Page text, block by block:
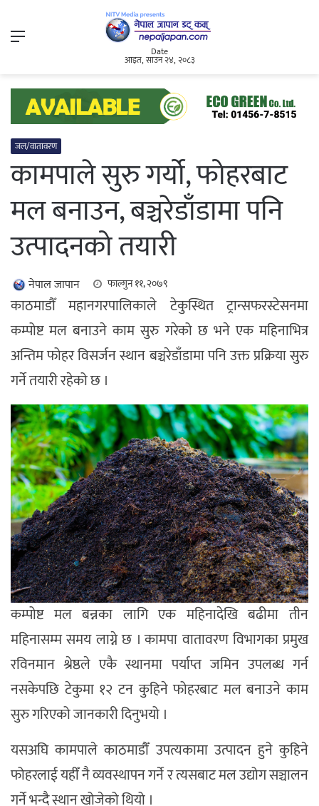
Menu
Date
आइत, साउन २४, २०८३
जल/वातावरण
कामपाले सुरु गर्यो, फोहरबाट
मल बनाउन, बञ्चरेडाँडामा पनि
उत्पादनको तयारी
नेपाल जापान फाल्गुन ११, २०७९
काठमाडौँ महानगरपालिकाले टेकुस्थित ट्रान्सफरस्टेसनमा
कम्पोष्ट मल बनाउने काम सुरु गरेको छ भने एक महिनाभित्र
अन्तिम फोहर विसर्जन स्थान बञ्चरेडाँडामा पनि उक्त प्रक्रिया सुरु
गर्ने तयारी रहेको छ ।
कम्पोष्ट मल बन्नका लागि एक महिनादेखि बढीमा तीन
महिनासम्म समय लाग्ने छ । कामपा वातावरण विभागका प्रमुख
रविनमान श्रेष्ठले एकै स्थानमा पर्याप्त जमिन उपलब्ध गर्न
नसकेपछि टेकुमा १२ टन कुहिने फोहरबाट मल बनाउने काम
सुरु गरिएको जानकारी दिनुभयो ।
यसअघि कामपाले काठमाडौँ उपत्यकामा उत्पादन हुने कुहिने
फोहरलाई यहीँ नै व्यवस्थापन गर्ने र त्यसबाट मल उद्योग सञ्चालन
गर्ने भन्दै स्थान खोजेको थियो ।